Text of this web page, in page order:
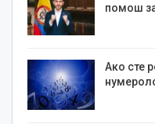
помош
Ако сте